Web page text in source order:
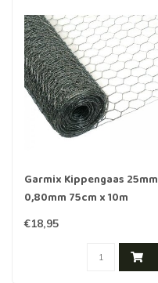
Garmix Kippengaas 25mm
0,80mm 75cm x 10m
Verzinkt
€18,95